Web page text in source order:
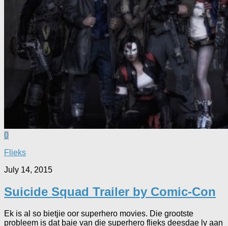
0
Flieks
July 14, 2015
Suicide Squad Trailer by Comic-Con
Ek is al so bietjie oor superhero movies. Die grootste
probleem is dat baie van die superhero flieks deesdae ly aan